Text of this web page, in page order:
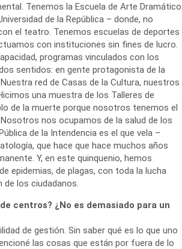
Tenemos la Escuela de Arte Dramático
de la República – donde, no
el teatro. Tenemos escuelas de deportes
con instituciones sin fines de lucro.
programas vinculados con los
sentidos: en gente protagonista de la
red de Casas de la Cultura, nuestros
una muestra de los Talleres de
de la muerte porque nosotros tenemos el
nos ocupamos de la salud de los
de la Intendencia es el que vela –
que hace que hace muchos años
Y, en este quinquenio, hemos
epidemias, de plagas, con toda la lucha
los ciudadanos.
centros? ¿No es demasiado para un
de gestión. Sin saber qué es lo que uno
las cosas que están por fuera de lo